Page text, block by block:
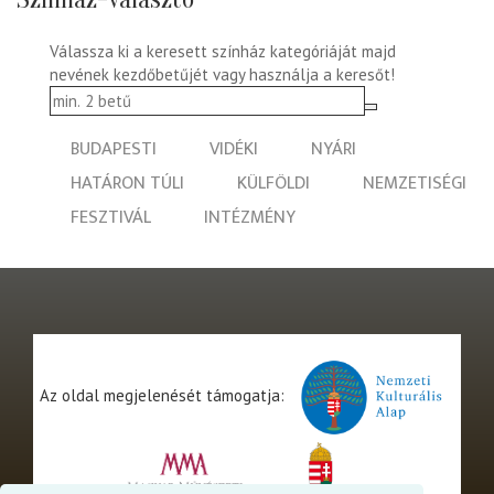
Válassza ki a keresett színház kategóriáját majd
nevének kezdőbetűjét vagy használja a keresőt!
BUDAPESTI VIDÉKI
NYÁRI
HATÁRON TÚLI
KÜLFÖLDI
NEMZETISÉGI
FESZTIVÁL
INTÉZMÉNY
Az oldal megjelenését támogatja: